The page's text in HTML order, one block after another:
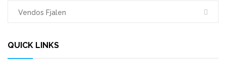
QUICK LINKS